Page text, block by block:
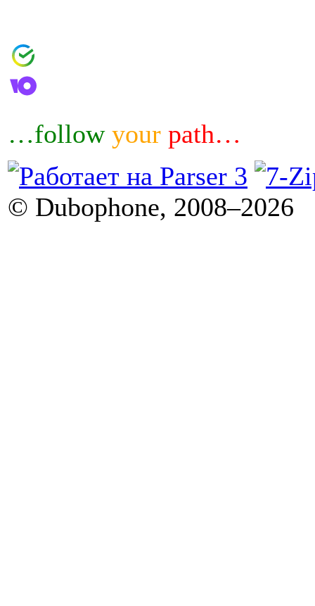
…follow your path…
© Dubophone, 2008–2026